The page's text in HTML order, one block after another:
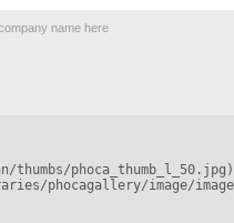
name here
phocagallery/image/